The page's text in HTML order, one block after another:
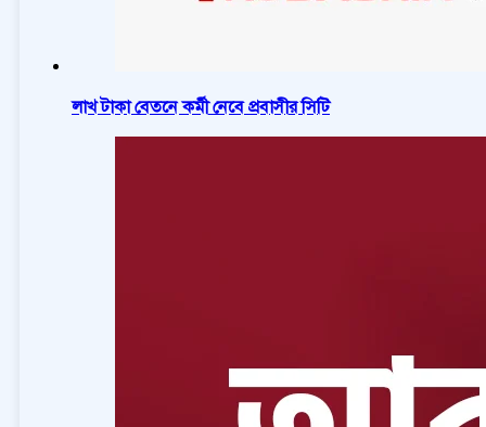
লাখ টাকা বেতনে কর্মী নেবে প্রবাসীর সিটি